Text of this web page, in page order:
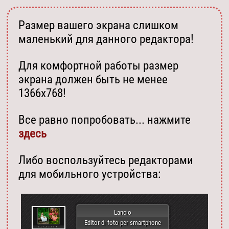
Размер вашего экрана слишком
маленький для данного редактора!
Для комфортной работы размер
экрана должен быть не менее
1366х768!
Все равно попробовать... нажмите
здесь
Либо воспользуйтесь редакторами
для мобильного устройства:
Lancio
Editor di foto per smartphone